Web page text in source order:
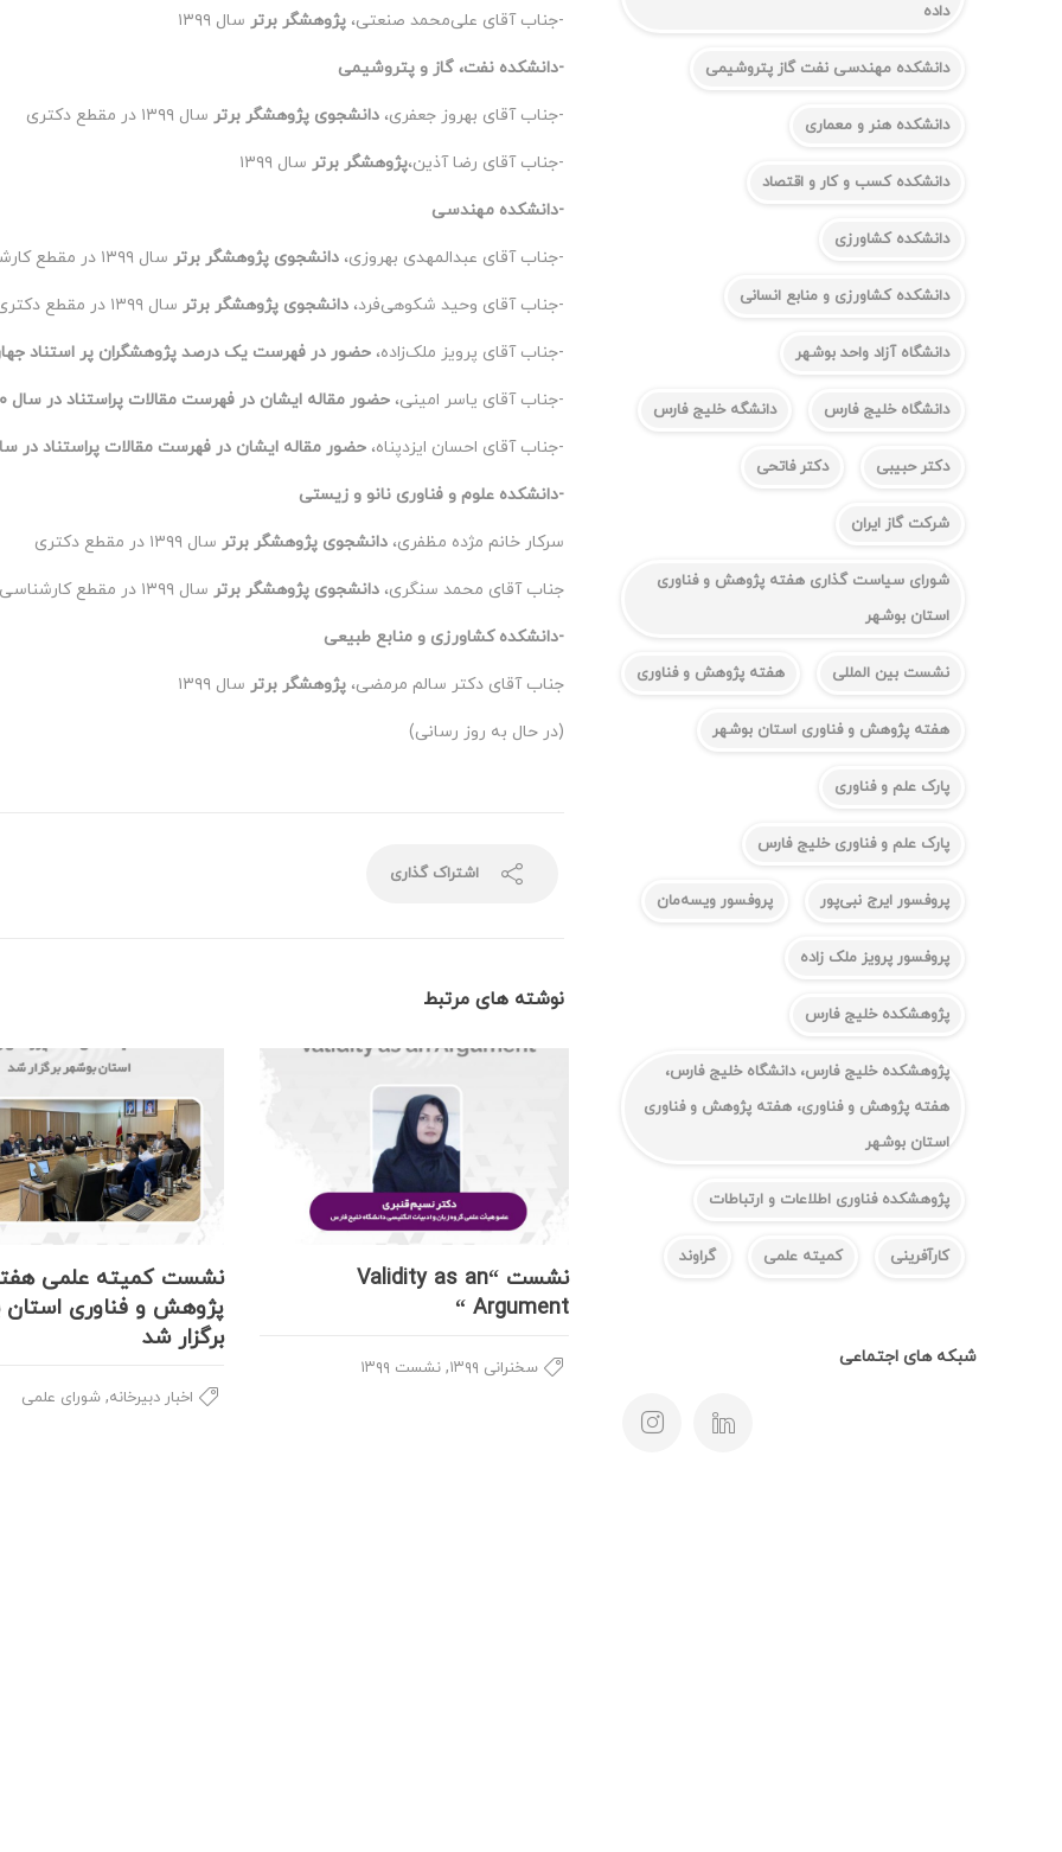
-جناب آقای علی‌محمد صنعتی، پژوهشگر برتر سال ۱۳۹۹
-دانشکده نفت، گاز و پتروشیمی
-جناب آقای بهروز جعفری، دانشجوی پژوهشگر برتر سال ۱۳۹۹ در مقطع دکتری
-جناب آقای رضا آذین،پژوهشگر برتر سال ۱۳۹۹
-دانشکده مهندسی
-جناب آقای عبدالمهدی بهروزی، دانشجوی پژوهشگر برتر سال ۱۳۹۹ در مقطع کارشناسی‌ارشد
-جناب آقای وحید شکوهی‌فرد، دانشجوی پژوهشگر برتر سال ۱۳۹۹ در مقطع دکتری
-جناب آقای پرویز ملک‌زاده، حضور در فهرست یک درصد پژوهشگران پر استناد جهان
-جناب آقای یاسر امینی، حضور مقاله ایشان در فهرست مقالات پراستناد در سال ۲۰۲۰
-جناب آقای احسان ایزدپناه، حضور مقاله ایشان در فهرست مقالات پراستناد در سال
-دانشکده علوم و فناوری نانو و زیستی
سرکار خانم مژده مظفری، دانشجوی پژوهشگر برتر سال ۱۳۹۹ در مقطع دکتری
جناب آقای محمد سنگری، دانشجوی پژوهشگر برتر سال ۱۳۹۹ در مقطع کارشناسی ارشد
-دانشکده کشاورزی و منابع طبیعی
جناب آقای دکتر سالم مرمضی، پژوهشگر برتر سال ۱۳۹۹
(در حال به روز رسانی)
اشتراک گذاری
نوشته های مرتبط
نشست “Validity as an
Argument “
سخنرانی ۱۳۹۹ , نشست ۱۳۹۹
نشست کمیته علمی
پژوهش و فناوری استان
برگزار شد
اخبار دبیرخانه,شورای علمی
داده
دانشکده مهندسی نفت گاز پتروشیمی
دانشکده هنر و معماری
دانشکده کسب و کار و اقتصاد
دانشکده کشاورزی
دانشکده کشاورزی و منابع انسانی
دانشگاه آزاد واحد بوشهر
دانشگاه خلیج فارس دانشگه خلیج فارس
دکتر حبیبی دکتر فاتحی
شرکت گاز ایران
شورای سیاست گذاری هفته پژوهش و فناوری
استان بوشهر
نشست بین المللی هفته پژوهش و فناوری
هفته پژوهش و فناوری استان بوشهر
پارک علم و فناوری
پارک علم و فناوری خلیج فارس
پروفسور ایرج نبی‌پور پروفسور ویسه‌مان
پروفسور پرویز ملک زاده
پژوهشکده خلیج فارس
پژوهشکده خلیج فارس، دانشگاه خلیج فارس،
هفته پژوهش و فناوری، هفته پژوهش و فناوری
استان بوشهر
پژوهشکده فناوری اطلاعات و ارتباطات
کارآفرینی کمیته علمی گراوند
شبکه های اجتماعی